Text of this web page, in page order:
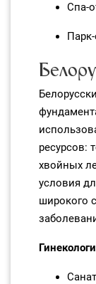
ресурсов:
хвойных
условия
широкого